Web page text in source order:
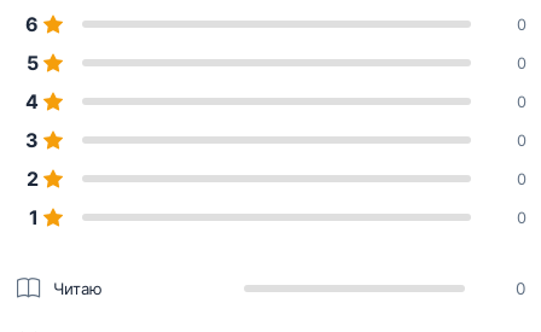
6 0
5 0
4 0
3 0
2 0
1 0
Читаю 0